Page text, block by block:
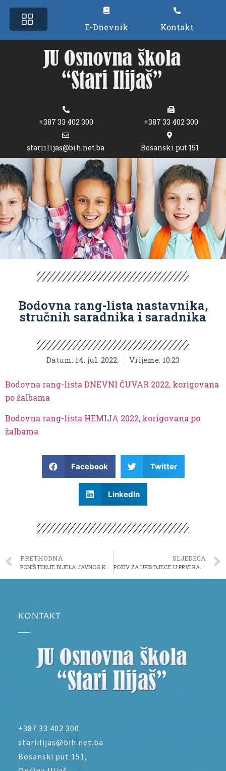
E-Dnevnik Kontakt
+387 33 402 300 +387 33 402 300
stariilijas@bih.net.ba Bosanski put 151
Bodovna rang-lista nastavnika,
stručnih saradnika i saradnika
Datum: 14. jul. 2022. Vrijeme: 10:23
Bodovna rang-lista DNEVNI ČUVAR 2022, korigovana
po žalbama
Bodovna rang-lista HEMIJA 2022, korigovana po
žalbama
Facebook Twitter
LinkedIn
PRETHODNA
PONIŠTENJE DIJELA JAVNOG KONKURSA
SLJEDEĆA
POZIV ZA UPIS DJECE U PRVI RAZRED OSNOVNE ŠKOLE ZA ŠKOLSKU 2022/2023. GODINU – augustovski upisni rok
KONTAKT
+387 33 402 300
stariilijas@bih.net.ba
Bosanski put 151,